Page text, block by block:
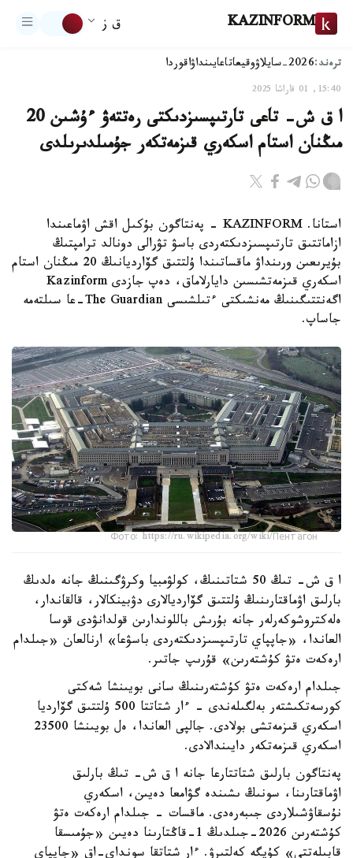
KAZINFORM ق ز
ترەند:2026-سايلاۋ وقيعاتاعايىنداۋاقوردا
15:40, 01 قاراشا 2025
ا ق ش- تاعى تارتىپسىزدىكتى رەتتەۋ ءۇشىن 20
مىڭنان استام اسكەري قىزمەتكەر جۇمىلدىرىلدى
استانا. KAZINFORM - پەنتاگون بۇكىل اقش اۋماعىندا
ازاماتتىق تارتىپسىزدىكتەردى باسۋ تۋرالى دونالد ترامپتىڭ
بۇيرىعىن ورىنداۋ ماقساتىندا ۇلتتىق گۆارديانىڭ 20 مىڭنان استام
اسكەري قىزمەتشىسىن دايارلاماق، دەپ جازدى Kazinform
اگەنتتىگىنىڭ مەنشىكتى ءتىلشىسى The Guardian-عا سىلتەمە
جاساپ.
Фото: https://ru.wikipedia.org/wiki/Пентагон
ا ق ش- تىڭ 50 شتاتىنىڭ، كولۋمبيا وكرۋگىنىڭ جانە ەلدىڭ
بارلىق اۋماقتارىنىڭ ۇلتتىق گۆارديالارى دۋبينكالار، قالقاندار،
ەلەكتروشوكەرلەر جانە بۇرىش باللوندارىن قولدانۋدى قوسا
العاندا، «جاپپاي تارتىپسىزدىكتەردى باسۋعا» ارنالعان «جىلدام
ارەكەت ەتۋ كۇشتەرىن» قۇرىپ جاتىر.
جىلدام ارەكەت ەتۋ كۇشتەرىنىڭ سانى بويىنشا شەكتى
كورسەتكىشتەر بەلگىلەندى - ءار شتاتتا 500 ۇلتتىق گۆارديا
اسكەري قىزمەتشى بولادى. جالپى العاندا، ەل بويىنشا 23500
اسكەري قىزمەتكەر دايىندالادى.
پەنتاگون بارلىق شتاتتارعا جانە ا ق ش- تىڭ بارلىق
اۋماقتارىنا، سونىڭ ىشىندە گۋامعا دەيىن، اسكەري
نۇسقاۋشىلاردى جىبەرەدى. ماقسات - جىلدام ارەكەت ەتۋ
كۇشتەرىن 2026-جىلدىڭ 1-قاڭتارىنا دەيىن «جۇمىسقا